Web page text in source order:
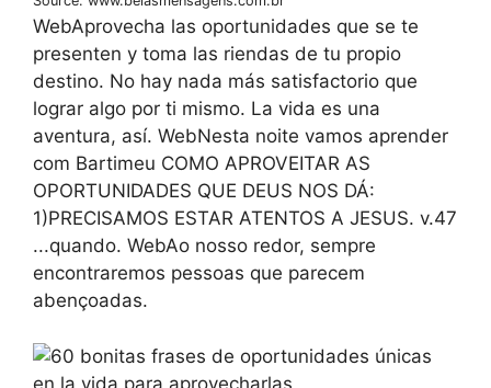
WebAprovecha las oportunidades que se te
presenten y toma las riendas de tu propio
destino. No hay nada más satisfactorio que
lograr algo por ti mismo. La vida es una
aventura, así. WebNesta noite vamos aprender
com Bartimeu COMO APROVEITAR AS
OPORTUNIDADES QUE DEUS NOS DÁ:
1)PRECISAMOS ESTAR ATENTOS A JESUS. v.47
...quando. WebAo nosso redor, sempre
encontraremos pessoas que parecem
abençoadas.